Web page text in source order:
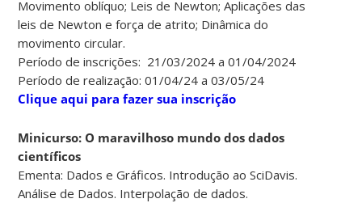
Movimento oblíquo; Leis de Newton; Aplicações das
leis de Newton e força de atrito; Dinâmica do
movimento circular.
Período de inscrições: 21/03/2024 a 01/04/2024
Período de realização: 01/04/24 a 03/05/24
Clique aqui para fazer sua inscrição
Minicurso: O maravilhoso mundo dos dados
científicos
Ementa: Dados e Gráficos. Introdução ao SciDavis.
Análise de Dados. Interpolação de dados.